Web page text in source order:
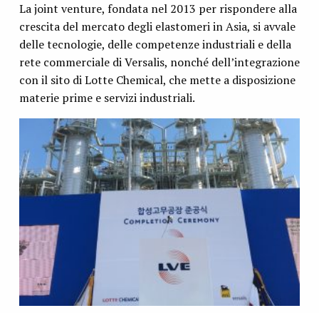
La joint venture, fondata nel 2013 per rispondere alla
crescita del mercato degli elastomeri in Asia, si avvale
delle tecnologie, delle competenze industriali e della
rete commerciale di Versalis, nonché dell’integrazione
con il sito di Lotte Chemical, che mette a disposizione
materie prime e servizi industriali.